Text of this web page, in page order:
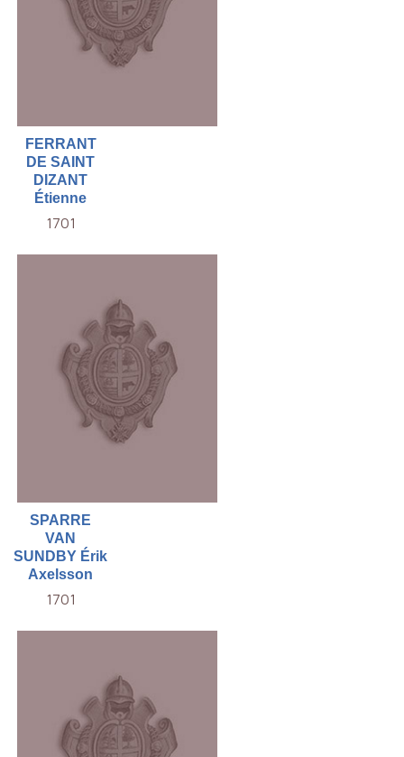
FERRANT
DE SAINT
DIZANT
Étienne
1701
SPARRE
VAN
SUNDBY Érik
Axelsson
1701